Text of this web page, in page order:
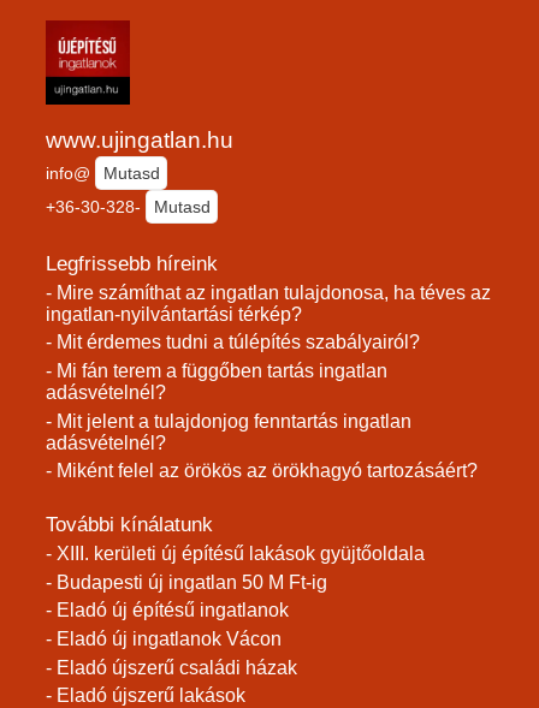
www.ujingatlan.hu
info@
Mutasd
+36-30-328-
Mutasd
Legfrissebb híreink
- Mire számíthat az ingatlan tulajdonosa, ha téves az
ingatlan-nyilvántartási térkép?
- Mit érdemes tudni a túlépítés szabályairól?
- Mi fán terem a függőben tartás ingatlan
adásvételnél?
- Mit jelent a tulajdonjog fenntartás ingatlan
adásvételnél?
- Miként felel az örökös az örökhagyó tartozásáért?
További kínálatunk
- XIII. kerületi új építésű lakások gyüjtőoldala
- Budapesti új ingatlan 50 M Ft-ig
- Eladó új építésű ingatlanok
- Eladó új ingatlanok Vácon
- Eladó újszerű családi házak
- Eladó újszerű lakások